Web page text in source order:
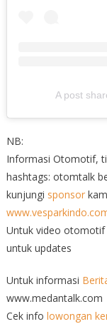
A post
NB:
Informasi Otomotif,
hashtags: otomtalk
kunjungi sponsor
Untuk video otomotif
untuk updates
Untuk informasi
www.medantalk.com
Cek info lowongan